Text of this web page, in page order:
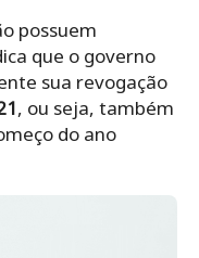
possuem
que o governo
sua revogação
, ou seja, também
do ano